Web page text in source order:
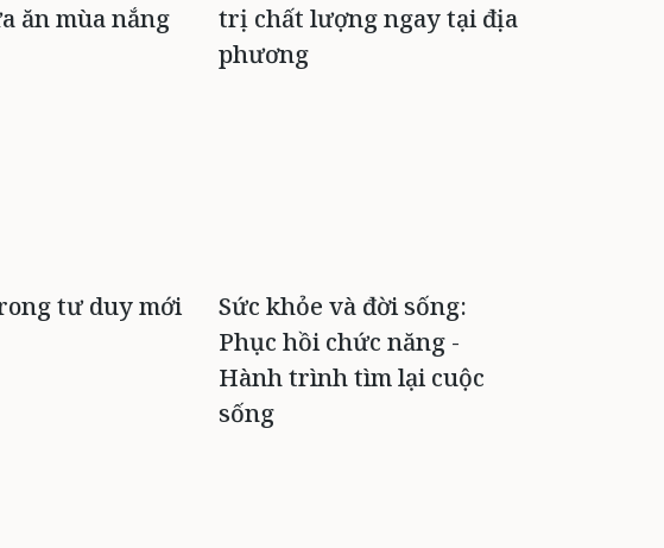
ăn mùa nắng
trị chất lượng ngay tại địa
phương
tư duy mới
Sức khỏe và đời sống:
Phục hồi chức năng -
Hành trình tìm lại cuộc
sống